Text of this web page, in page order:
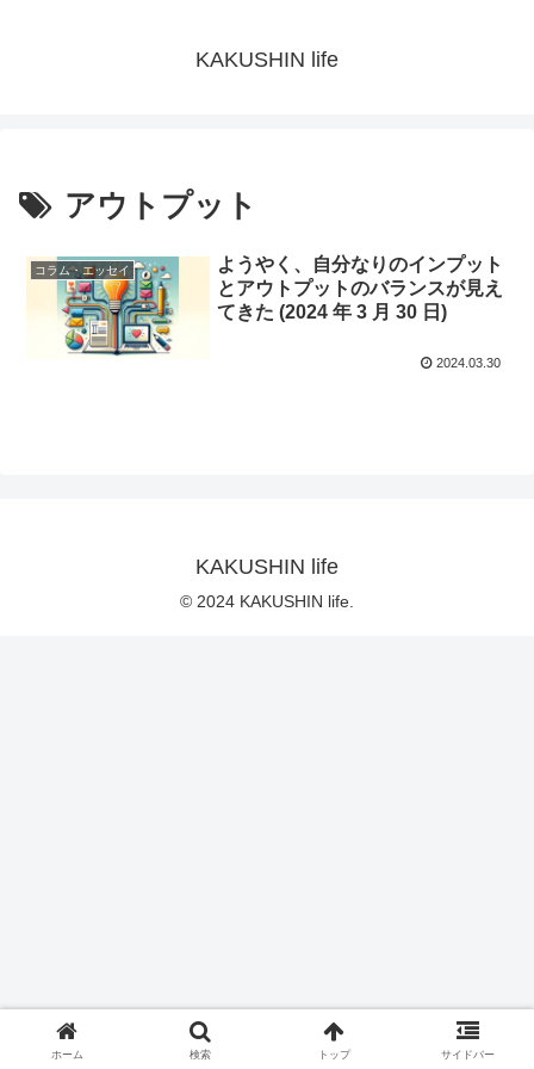
KAKUSHIN life
アウトプット
コラム・エッセイ
ようやく、自分なりのインプット
とアウトプットのバランスが見え
てきた (2024 年 3 月 30 日)
2024.03.30
KAKUSHIN life
© 2024 KAKUSHIN life.
ホーム 検索 トップ サイドバー